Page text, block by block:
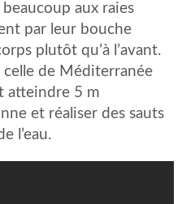
aux raies
par leur bouche
plutôt qu’à l’avant.
celle de Méditerranée
atteindre 5 m
et réaliser des sauts
l’eau.